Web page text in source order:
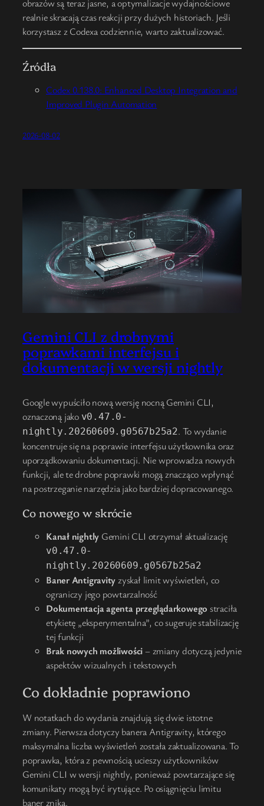
obrazów są teraz jasne, a optymalizacje wydajnościowe
realnie skracają czas reakcji przy dużych historiach. Jeśli
korzystasz z Codexa codziennie, warto zaktualizować.
Źródła
Codex 0.138.0: Enhanced Desktop Integration and
Improved Plugin Automation
2026-08-02
Gemini CLI z drobnymi
poprawkami interfejsu i
dokumentacji w wersji nightly
Google wypuściło nową wersję nocną Gemini CLI,
oznaczoną jako v0.47.0-
nightly.20260609.g0567b25a2. To wydanie
koncentruje się na poprawie interfejsu użytkownika oraz
uporządkowaniu dokumentacji. Nie wprowadza nowych
funkcji, ale te drobne poprawki mogą znacząco wpłynąć
na postrzeganie narzędzia jako bardziej dopracowanego.
Co nowego w skrócie
Kanał nightly Gemini CLI otrzymał aktualizację
v0.47.0-
nightly.20260609.g0567b25a2
Baner Antigravityzyskał limit wyświetleń, co
ograniczy jego powtarzalność
Dokumentacja agenta przeglądarkowego straciła
etykietę „eksperymentalna”, co sugeruje stabilizację
tej funkcji
Brak nowych możliwości– zmiany dotyczą jedynie
aspektów wizualnych i tekstowych
Co dokładnie poprawiono
W notatkach do wydania znajdują się dwie istotne
zmiany. Pierwsza dotyczy banera Antigravity, którego
maksymalna liczba wyświetleń została zaktualizowana. To
poprawka, która z pewnością ucieszy użytkowników
Gemini CLI w wersji nightly, ponieważ powtarzające się
komunikaty mogą być irytujące. Po osiągnięciu limitu
baner znika.